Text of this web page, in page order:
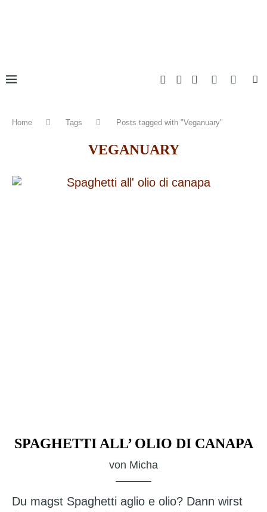
Home Tags Posts tagged with "Veganuary"
VEGANUARY
SPAGHETTI ALL’ OLIO DI CANAPA
von Micha
Du magst Spaghetti aglio e olio? Dann wirst